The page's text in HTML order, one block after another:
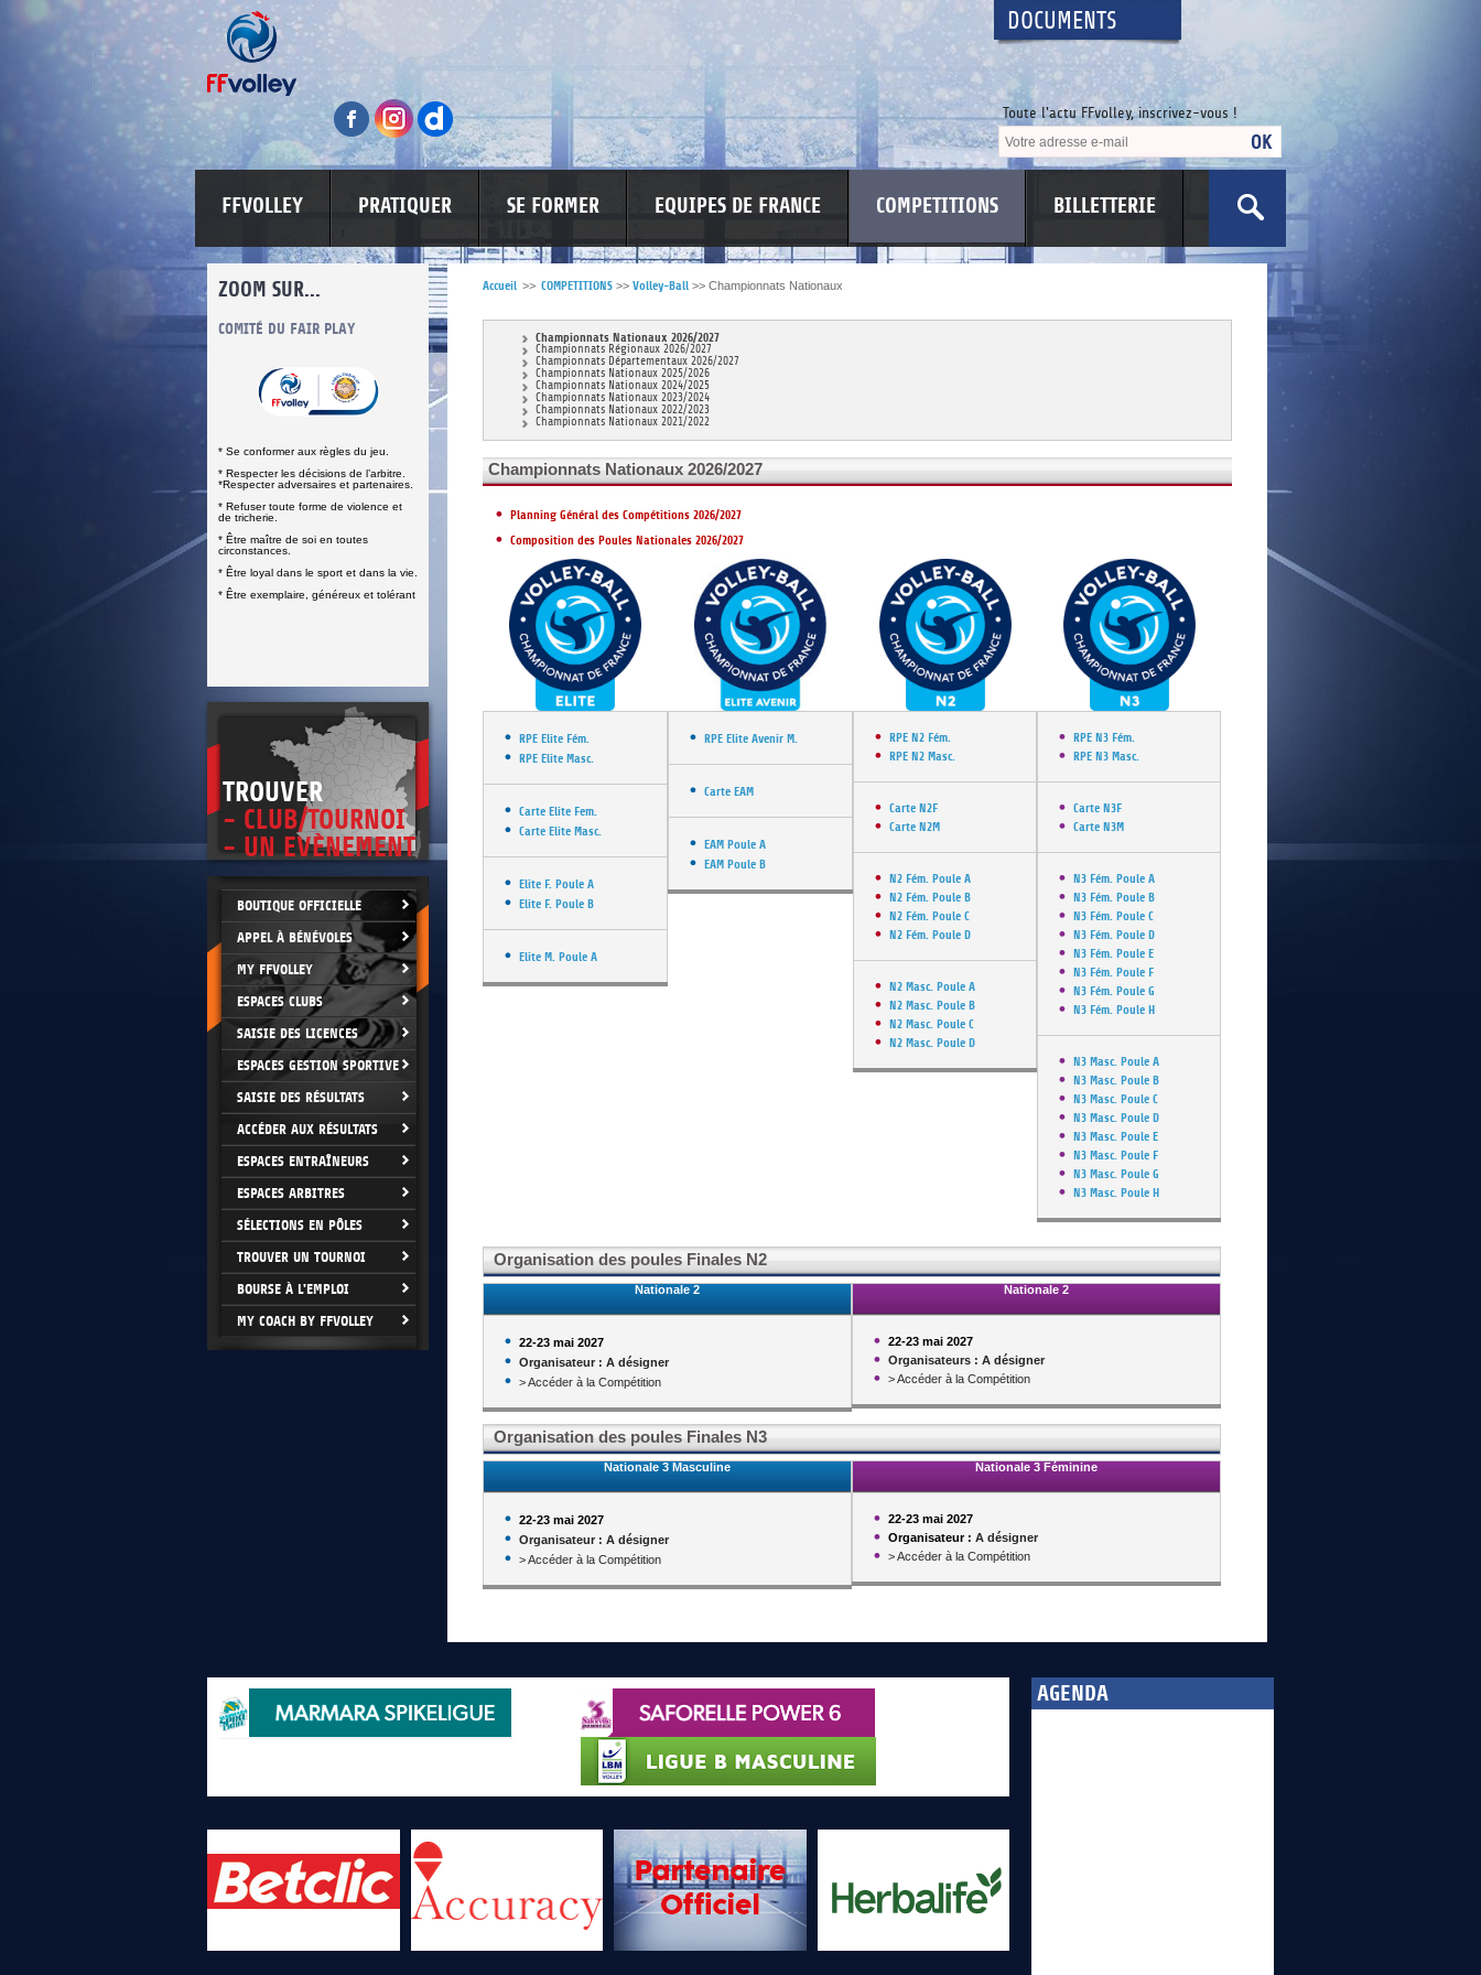
DOCUMENTS
Toute l'actu FFvolley, inscrivez-vous !
FFVOLLEY PRATIQUER SE FORMER EQUIPES DE FRANCE COMPETITIONS BILLETTERIE
ZOOM SUR...
DOCUMENTS UTILES
CLIQUEZ ICI
COMITÉ DU FAIR PLAY
* Se conformer aux règles du jeu.
* Respecter les décisions de l’arbitre.
*Respecter adversaires et partenaires.
* Refuser toute forme de violence et
de tricherie.
* Être maître de soi en toutes
circonstances.
* Être loyal dans le sport et dans la vie.
* Être exemplaire, généreux et tolérant
LUTTE CONTRE LES VIOLENCES MA PETITE SPONSO
CLIQUEZ ICI
TROUVER
- CLUB/TOURNOI
- UN EVÈNEMENT
BOUTIQUE OFFICIELLE
APPEL À BÉNÉVOLES
MY FFVOLLEY
ESPACES CLUBS
SAISIE DES LICENCES
ESPACES GESTION SPORTIVE
SAISIE DES RÉSULTATS
ACCÉDER AUX RÉSULTATS
ESPACES ENTRAÎNEURS
ESPACES ARBITRES
SÉLECTIONS EN PÔLES
TROUVER UN TOURNOI
BOURSE À L'EMPLOI
MY COACH BY FFVOLLEY
Accueil >> COMPETITIONS >> Volley-Ball >> Championnats Nationaux
Championnats Nationaux 2026/2027
Championnats Régionaux 2026/2027
Championnats Départementaux 2026/2027
Championnats Nationaux 2025/2026
Championnats Nationaux 2024/2025
Championnats Nationaux 2023/2024
Championnats Nationaux 2022/2023
Championnats Nationaux 2021/2022
Championnats Nationaux 2026/2027
Planning Général des Compétitions 2026/2027
Composition des Poules Nationales 2026/2027
RPE Elite Fém.
RPE Elite Masc.
Carte Elite Fem.
Carte Elite Masc.
Elite F. Poule A
Elite F. Poule B
Elite M. Poule A
RPE Elite Avenir M.
Carte EAM
EAM Poule A
EAM Poule B
RPE N2 Fém.
RPE N2 Masc.
Carte N2F
Carte N2M
N2 Fém. Poule A
N2 Fém. Poule B
N2 Fém. Poule C
N2 Fém. Poule D
N2 Masc. Poule A
N2 Masc. Poule B
N2 Masc. Poule C
N2 Masc. Poule D
RPE N3 Fém.
RPE N3 Masc.
Carte N3F
Carte N3M
N3 Fém. Poule A
N3 Fém. Poule B
N3 Fém. Poule C
N3 Fém. Poule D
N3 Fém. Poule E
N3 Fém. Poule F
N3 Fém. Poule G
N3 Fém. Poule H
N3 Masc. Poule A
N3 Masc. Poule B
N3 Masc. Poule C
N3 Masc. Poule D
N3 Masc. Poule E
N3 Masc. Poule F
N3 Masc. Poule G
N3 Masc. Poule H
Organisation des poules Finales N2
Nationale 2
22-23 mai 2027
Organisateur : A désigner
> Accéder à la Compétition
Nationale 2
22-23 mai 2027
Organisateurs : A désigner
> Accéder à la Compétition
Organisation des poules Finales N3
Nationale 3 Masculine
22-23 mai 2027
Organisateur : A désigner
> Accéder à la Compétition
Nationale 3 Féminine
22-23 mai 2027
Organisateur : A désigner
> Accéder à la Compétition
AGENDA